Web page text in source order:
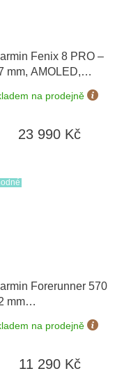
Fenix 8 PRO –
mm, AMOLED,
Pebble Grey
na prodejně
23 990 Kč
Forerunner 570
mm
Cloud Blue
02970-01
na prodejně
11 290 Kč